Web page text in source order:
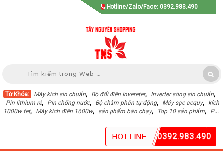
Hotline/Zalo/Face: 0392.983.490
Từ Khóa: Máy kích sin chuẩn, Bộ đổi điện Invereter, Inverter sóng sin chuẩn,
Pin lithium rẻ, Pin chống nước, Bộ châm phân tự động, Máy sạc acquy,
kích
1000w fet, Máy kích điện 1600w, sản phẩm bán chạy, Top 10 sản phẩm,
Pin
0392.983.490